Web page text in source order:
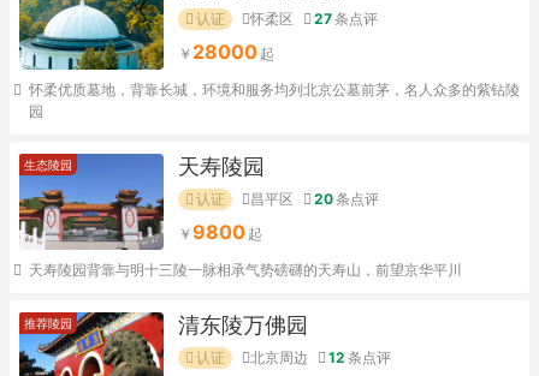
认证 怀柔区 27条点评
28000
怀柔优质墓地，背靠长城，环境和服务均列北京公墓前茅，名人众多的紫钻陵
园
天寿陵园
认证 昌平区 20条点评
9800
天寿陵园背靠与明十三陵一脉相承气势磅礴的天寿山，前望京华平川
生态陵园
清东陵万佛园
认证 北京周边 12 条点评
推荐陵园